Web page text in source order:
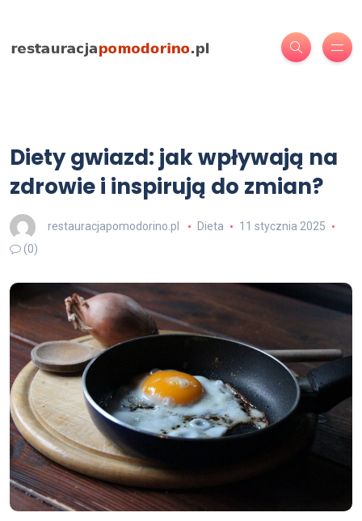
Diety gwiazd: jak wpływają na
zdrowie i inspirują do zmian?
restauracjapomodorino.pl Dieta
11 stycznia 2025
(0)